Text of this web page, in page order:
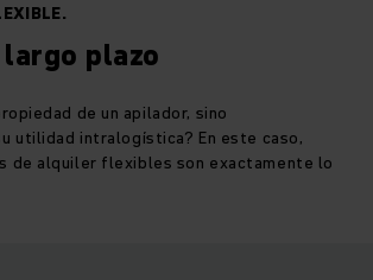
plazo
de un apilador, sino
utilidad intralogística? En este caso,
de alquiler flexibles son exactamente lo